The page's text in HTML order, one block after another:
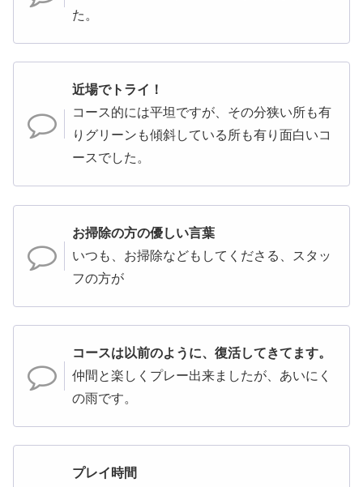
た。
近場でトライ！
コース的には平坦ですが、その分狭い所も有
りグリーンも傾斜している所も有り面白いコ
ースでした。
お掃除の方の優しい言葉
いつも、お掃除などもしてくださる、スタッ
フの方が
コースは以前のように、復活してきてます。
仲間と楽しくプレー出来ましたが、あいにく
の雨です。
プレイ時間